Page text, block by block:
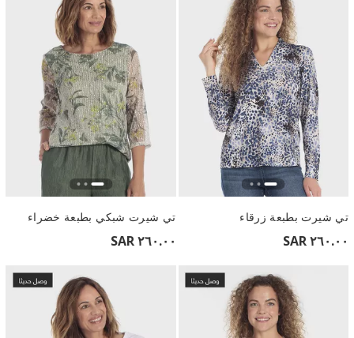
تي شيرت بطبعة زرقاء
٢٦٠.٠٠ SAR
تي شيرت شبكي بطبعة خضراء
٢٦٠.٠٠ SAR